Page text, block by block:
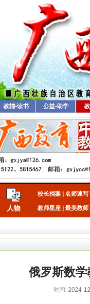
教辅•读书 公益•助学
人物
校长档案 名师速写
教师星座 最美教师
俄罗斯数
时间: 2024-